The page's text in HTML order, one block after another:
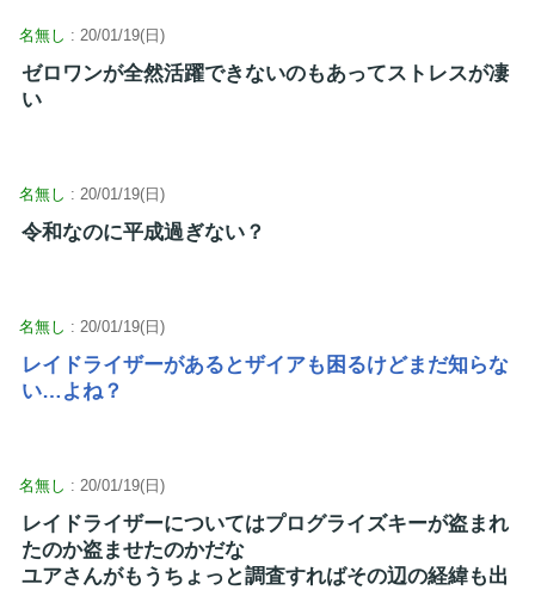
名無し : 20/01/19(日)
ゼロワンが全然活躍できないのもあってストレスが凄
い
名無し : 20/01/19(日)
令和なのに平成過ぎない？
名無し : 20/01/19(日)
レイドライザーがあるとザイアも困るけどまだ知らな
い…よね？
名無し : 20/01/19(日)
レイドライザーについてはプログライズキーが盗まれ
たのか盗ませたのかだな
ユアさんがもうちょっと調査すればその辺の経緯も出